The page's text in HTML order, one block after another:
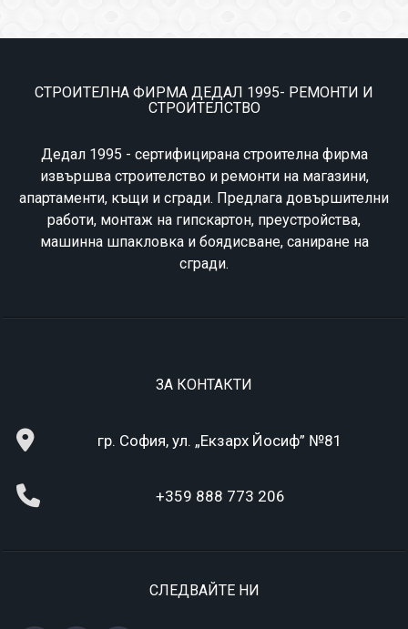
СТРОИТЕЛНА ФИРМА ДЕДАЛ 1995- РЕМОНТИ И
СТРОИТЕЛСТВО
Дедал 1995 - сертифицирана строителна фирма
извършва строителство и ремонти на магазини,
апартаменти, къщи и сгради. Предлага довършителни
работи, монтаж на гипскартон, преустройства,
машинна шпакловка и боядисване, саниране на
сгради.
ЗА КОНТАКТИ
гр. София, ул. „Екзарх Йосиф” №81
+359 888 773 206
СЛЕДВАЙТЕ НИ